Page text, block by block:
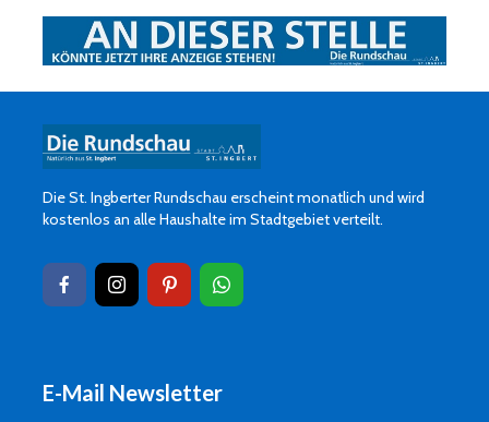
Die St. Ingberter Rundschau erscheint monatlich und wird
kostenlos an alle Haushalte im Stadtgebiet verteilt.
E-Mail Newsletter